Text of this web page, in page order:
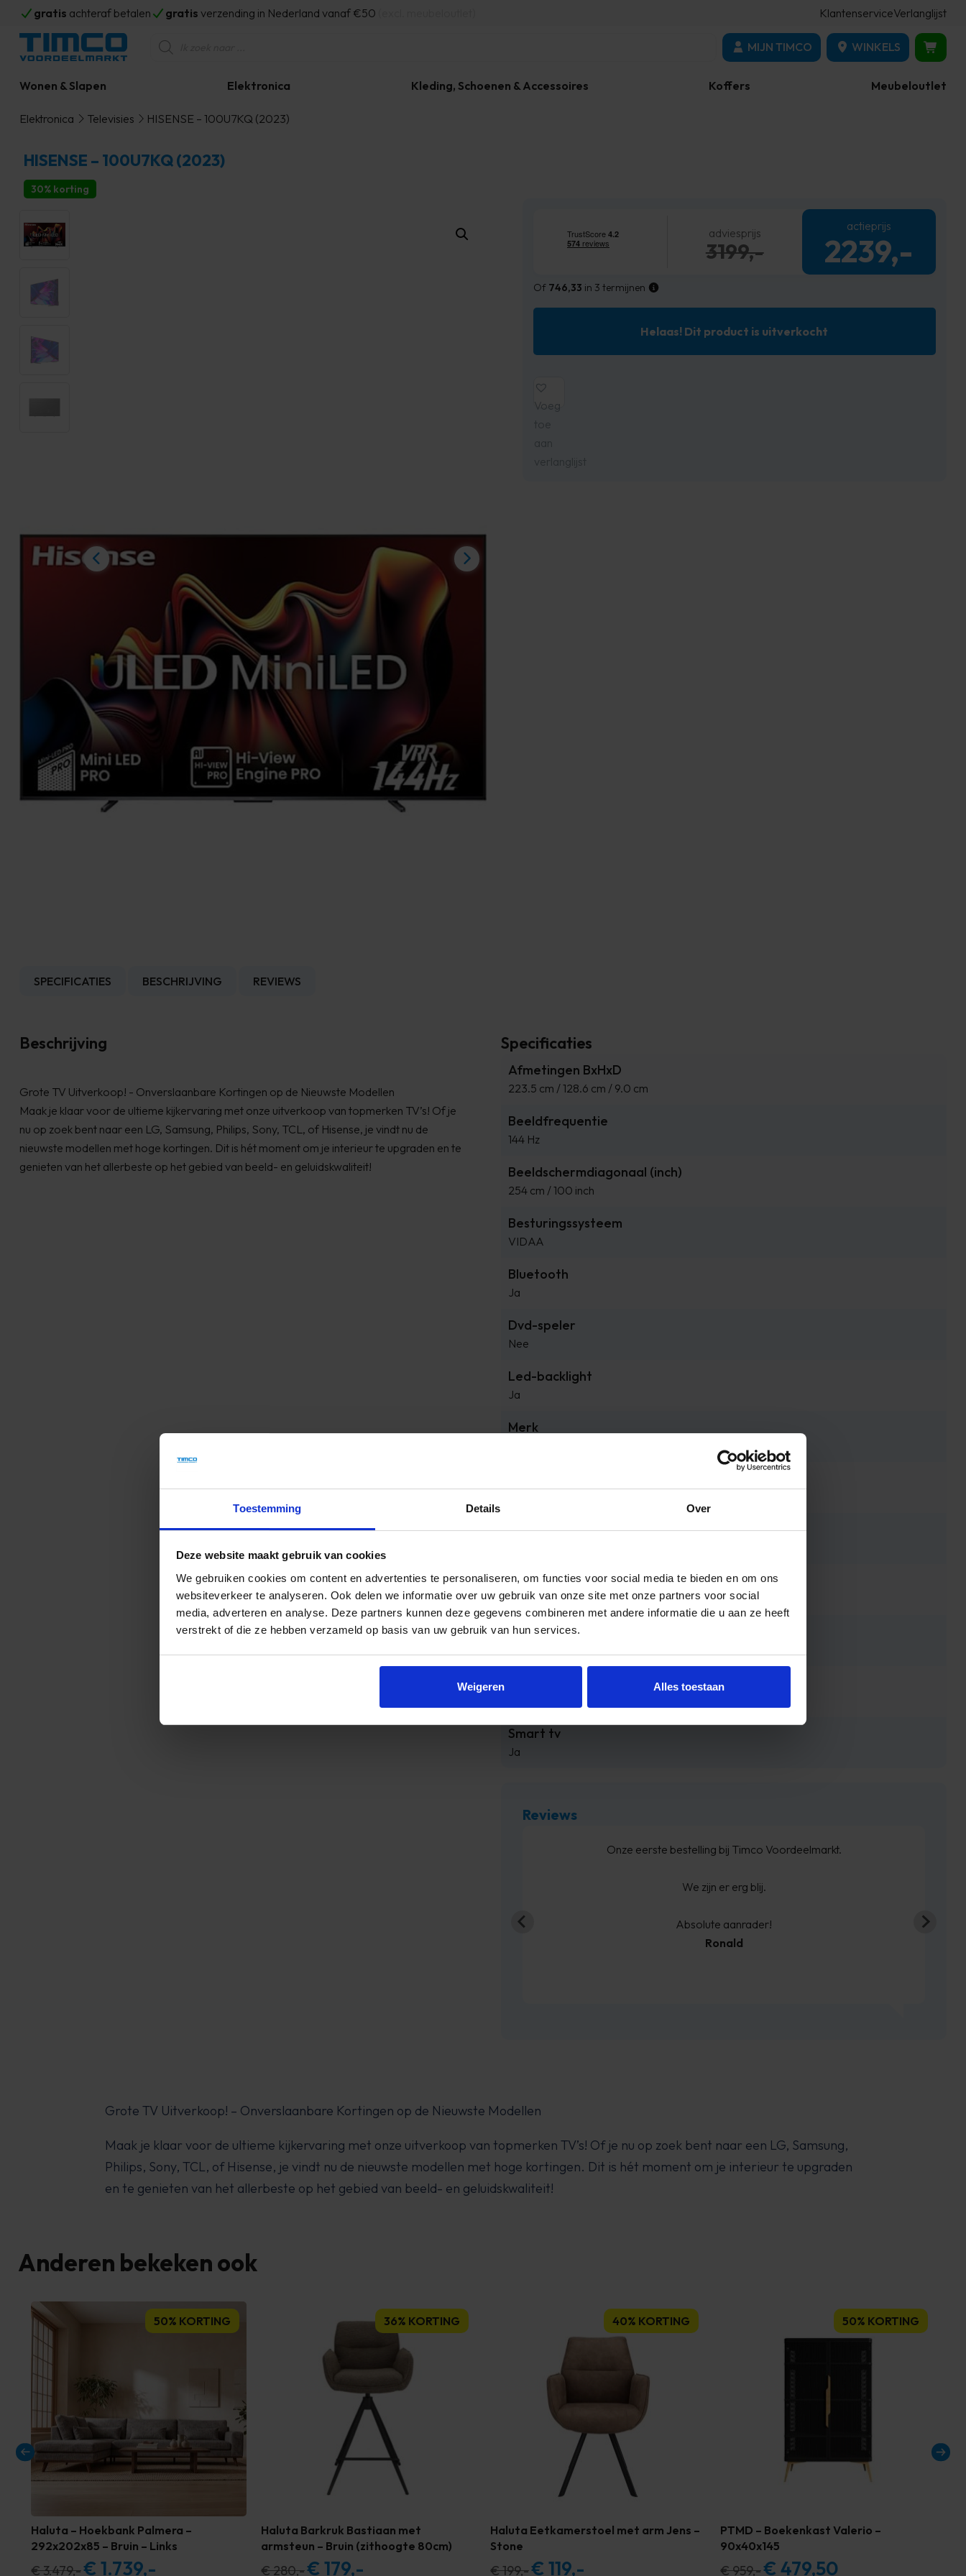
Toestemming Details Over
Deze website maakt gebruik van cookies
We gebruiken cookies om content en advertenties te personaliseren, om functies voor social media te bieden en om ons
websiteverkeer te analyseren. Ook delen we informatie over uw gebruik van onze site met onze partners voor social
media, adverteren en analyse. Deze partners kunnen deze gegevens combineren met andere informatie die u aan ze heeft
verstrekt of die ze hebben verzameld op basis van uw gebruik van hun services.
Weigeren Alles toestaan
gratis achteraf betalen gratis verzending in Nederland vanaf €50 KlantenserviceVerlanglijst
Producten
zoeken
MIJN TIMCO WINKELS
Wonen & Slapen Elektronica Kleding, Schoenen & Accessoires Koffers Meubeloutlet
Elektronica Televisies HISENSE – 100U7KQ (2023)
HISENSE – 100U7KQ (2023)
30% korting
adviesprijs
3199,-
actieprijs
2239,-
Of 746,33 in 3 termijnen
Helaas! Dit product is uitverkocht
Voeg
SPECIFICATIES BESCHRIJVING REVIEWS
Beschrijving
Grote TV Uitverkoop! - Onverslaanbare Kortingen op de Nieuwste Modellen
Maak je klaar voor de ultieme kijkervaring met onze uitverkoop van topmerken TV’s! Of je
nu op zoek bent naar een LG, Samsung, Philips, Sony, TCL, of Hisense, je vindt nu de
nieuwste modellen met hoge kortingen. Dit is hét moment om je interieur te upgraden en te
genieten van het allerbeste op het gebied van beeld- en geluidskwaliteit!
Specificaties
Afmetingen BxHxD
223.5 cm / 128.6 cm / 9.0 cm
Beeldfrequentie
144 Hz
Beeldschermdiagonaal (inch)
254 cm / 100 inch
Besturingssysteem
VIDAA
Bluetooth
Ja
Dvd-speler
Nee
Led-backlight
Ja
Merk
Product breedte
Product diepte
9 cm
Product hoogte
Smart tv
Ja
Reviews
Onze eerste bestelling bij Timco Voordeelmarkt.
We zijn er erg blij.
Absolute aanrader!
Ronald
Grote TV Uitverkoop! – Onverslaanbare Kortingen op de Nieuwste Modellen
Maak je klaar voor de ultieme kijkervaring met onze uitverkoop van topmerken TV’s! Of je nu op zoek bent naar een LG, Samsung,
Philips, Sony, TCL, of Hisense, je vindt nu de nieuwste modellen met hoge kortingen. Dit is hét moment om je interieur te upgraden
en te genieten van het allerbeste op het gebied van beeld- en geluidskwaliteit!
Anderen bekeken ook
Haluta – Hoekbank Palmera –
292x202x85 – Bruin – Links
€3.479,-Oorspronkelijke
€ 1.739,-
50% KORTING
Haluta Barkruk Bastiaan met
armsteun – Bruin (zithoogte 80cm)
€280,-Oorspronkelijke
€ 179,-
36% KORTING
Haluta Eetkamerstoel met arm Jens –
Stone
€199,-Oorspronkelijke
€ 119,-
40% KORTING
PTMD – Boekenkast Valerio –
90x40x145
€959,-Oorspronkelijke
€ 479,50Huidige
50% KORTING